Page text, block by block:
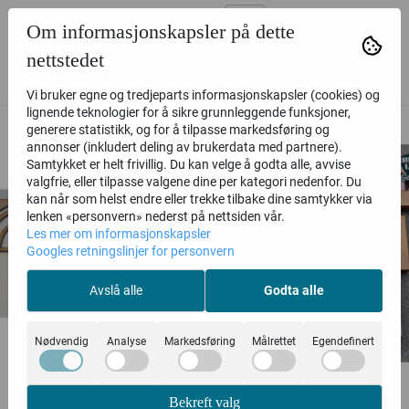
ALTERNATIVE PRODUKTER
Om informasjonskapsler på dette
nettstedet
Vi bruker egne og tredjeparts informasjonskapsler (cookies) og
lignende teknologier for å sikre grunnleggende funksjoner,
generere statistikk, og for å tilpasse markedsføring og
annonser (inkludert deling av brukerdata med partnere).
Samtykket er helt frivillig. Du kan velge å godta alle, avvise
valgfrie, eller tilpasse valgene dine per kategori nedenfor. Du
kan når som helst endre eller trekke tilbake dine samtykker via
lenken «personvern» nederst på nettsiden vår.
Les mer om informasjonskapsler
Googles retningslinjer for personvern
Avslå alle Godta alle
Nødvendig Analyse Markedsføring Målrettet Egendefinert
Bekreft valg